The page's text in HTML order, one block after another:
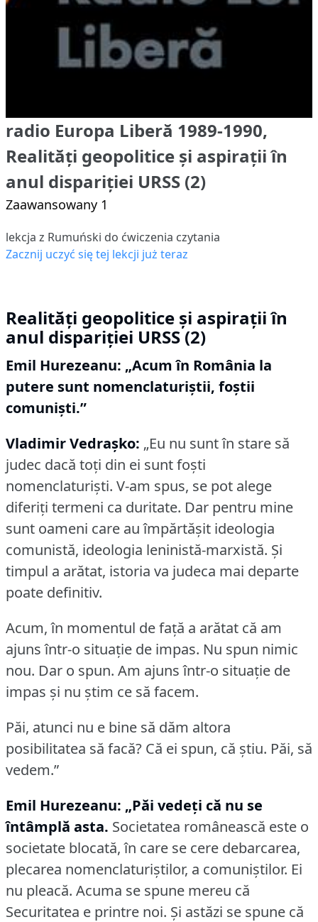
radio Europa Liberă 1989-1990,
Realități geopolitice și aspirații în
anul dispariției URSS (2)
Zaawansowany 1
lekcja z Rumuński do ćwiczenia czytania
Zacznij uczyć się tej lekcji już teraz
Realități geopolitice și aspirații în
anul dispariției URSS (2)
Emil Hurezeanu: „Acum în România la
putere sunt nomenclaturiştii, foştii
comunişti.”
Vladimir Vedraşko: „Eu nu sunt în stare să
judec dacă toţi din ei sunt foşti
nomenclaturişti. V-am spus, se pot alege
diferiţi termeni ca duritate. Dar pentru mine
sunt oameni care au împărtăşit ideologia
comunistă, ideologia leninistă-marxistă. Şi
timpul a arătat, istoria va judeca mai departe
poate definitiv.
Acum, în momentul de faţă a arătat că am
ajuns într-o situaţie de impas. Nu spun nimic
nou. Dar o spun. Am ajuns într-o situaţie de
impas şi nu ştim ce să facem.
Păi, atunci nu e bine să dăm altora
posibilitatea să facă? Că ei spun, că ştiu. Păi, să
vedem.”
Emil Hurezeanu: „Păi vedeţi că nu se
întâmplă asta. Societatea românească este o
societate blocată, în care se cere debarcarea,
plecarea nomenclaturiştilor, a comuniştilor. Ei
nu pleacă. Acuma se spune mereu că
Securitatea e printre noi. Şi astăzi se spune că